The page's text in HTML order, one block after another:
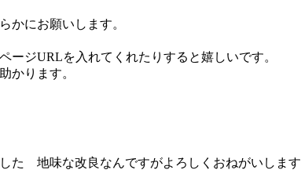
かにお願いします。
ジURLを入れてくれたりすると嬉しいです。
かります。
た 地味な改良なんですがよろしくおねがいします